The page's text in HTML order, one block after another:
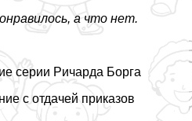
а что нет.
серии Ричарда Борга
с отдачей приказов